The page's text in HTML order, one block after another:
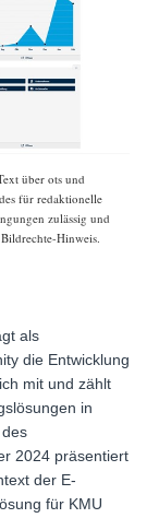
über ots und
für redaktionelle
zulässig und
Hinweis.
als
die Entwicklung
mit und zählt
in
2024 präsentiert
der E-
für KMU